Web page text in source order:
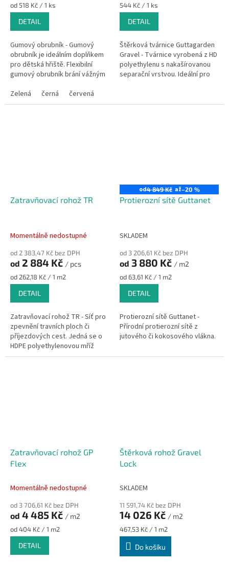
Měrná
cena:
od 518 Kč / 1 ks
DETAIL
Gumový obrubník - Gumový
obrubník je ideálním doplňkem
pro dětská hřiště. Flexibilní
gumový obrubník brání vážným
Zelená
černá červená
Měrná
cena:
544 Kč / 1 ks
DETAIL
Štěrková tvárnice Guttagarden
Gravel - Tvárnice vyrobená z HD
polyethylenu s nakašírovanou
separační vrstvou. Ideální pro
Zatravňovací rohož TR
Momentálně nedostupné
od 2 383,47 Kč bez DPH
od 2 884 Kč / pcs
Měrná
cena:
od 262,18 Kč / 1 m2
DETAIL
Zatravňovací rohož TR - Síť pro
zpevnění travních ploch či
příjezdových cest. Jedná se o
HDPE polyethylenovou mříž
speciálně navrženou pro
od4 849 Kč až–20 %
Protierozní sítě Guttanet
SKLADEM
od 3 206,61 Kč bez DPH
od 3 880 Kč / m2
Měrná
cena:
od 63,61 Kč / 1 m2
DETAIL
Protierozní sítě Guttanet -
Přírodní protierozní sítě z
jutového či kokosového vlákna.
Zatravňovací rohož GP
Flex
Momentálně nedostupné
od 3 706,61 Kč bez DPH
od 4 485 Kč / m2
Měrná
cena:
od 404 Kč / 1 m2
DETAIL
Štěrková rohož Gravel
Lock
SKLADEM
11 591,74 Kč bez DPH
14 026 Kč / m2
Měrná
cena:
467,53 Kč / 1 m2
Do košíku